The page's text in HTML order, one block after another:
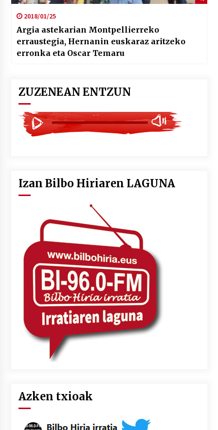
2018/01/25
Argia astekarian Montpellierreko
erraustegia, Hernanin euskaraz aritzeko
erronka eta Oscar Temaru
ZUZENEAN ENTZUN
Izan Bilbo Hiriaren LAGUNA
Azken txioak